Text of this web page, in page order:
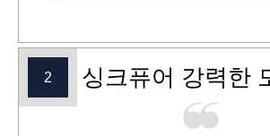
2 싱크퓨어 강력한